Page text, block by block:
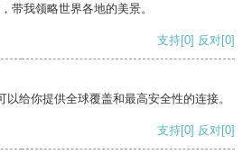
带我领略世界各地的美景。
支持[0] 反对[0]
给你提供全球覆盖和最高安全性的连接。
支持[0] 反对[0]